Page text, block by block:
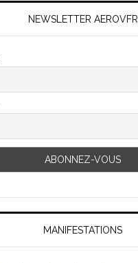
NEWSLETTER AEROVFR
MANIFESTATIONS